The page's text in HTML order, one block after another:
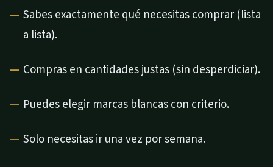
Sabes exactamente qué necesitas comprar (lista
a lista).
Compras en cantidades justas (sin desperdiciar).
Puedes elegir marcas blancas con criterio.
Solo necesitas ir una vez por semana.